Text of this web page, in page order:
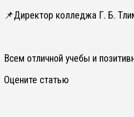
📌Директор колледжа Г. Б.
Всем отличной учебы и
Оцените статью